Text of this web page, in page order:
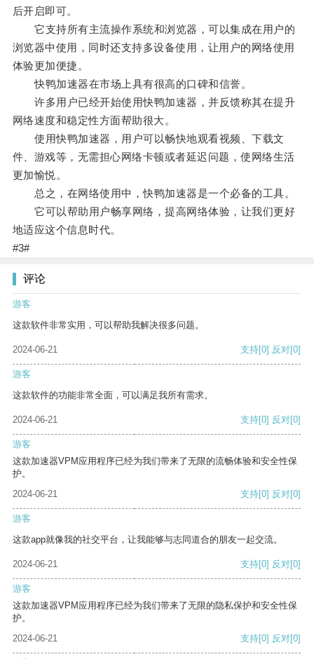
后开启即可。
它支持所有主流操作系统和浏览器，可以集成在用户的
浏览器中使用，同时还支持多设备使用，让用户的网络使用
体验更加便捷。
快鸭加速器在市场上具有很高的口碑和信誉。
许多用户已经开始使用快鸭加速器，并反馈称其在提升
网络速度和稳定性方面帮助很大。
使用快鸭加速器，用户可以畅快地观看视频、下载文
件、游戏等，无需担心网络卡顿或者延迟问题，使网络生活
更加愉悦。
总之，在网络使用中，快鸭加速器是一个必备的工具。
它可以帮助用户畅享网络，提高网络体验，让我们更好
地适应这个信息时代。
#3#
评论
游客
这款软件非常实用，可以帮助我解决很多问题。
2024-06-21 支持[0] 反对[0]
游客
这款软件的功能非常全面，可以满足我所有需求。
2024-06-21 支持[0] 反对[0]
游客
这款加速器VPM应用程序已经为我们带来了无限的流畅体验和安全性保
护。
2024-06-21
支持[0] 反对[0]
游客
这款app就像我的社交平台，让我能够与志同道合的朋友一起交流。
2024-06-21 支持[0] 反对[0]
游客
这款加速器VPM应用程序已经为我们带来了无限的隐私保护和安全性保
护。
2024-06-21
支持[0] 反对[0]